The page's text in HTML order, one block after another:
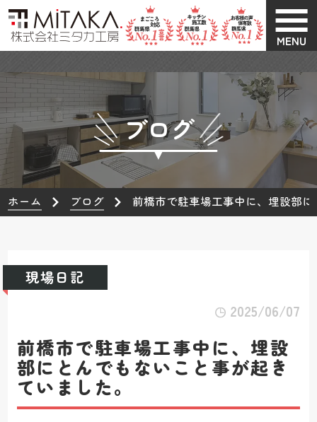
MENU
ブログ
ホーム ブログ 前橋市で駐車場工事中に、埋設部
現場日記
2025/06/07
前橋市で駐車場工事中に、埋設
部にとんでもないこと事が起き
ていました。